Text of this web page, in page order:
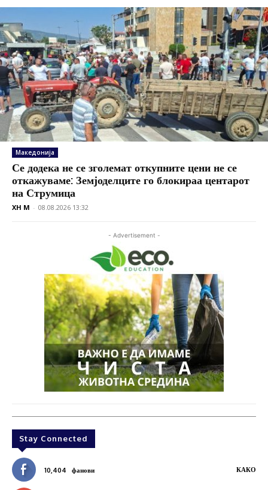
Македонија
Се додека не се зголемат откупните цени не се
откажуваме: Земјоделците го блокираа центарот
на Струмица
XH M - 08.08.2026 13:32
- Advertisement -
Stay Connected
10,404 фанови КАКО